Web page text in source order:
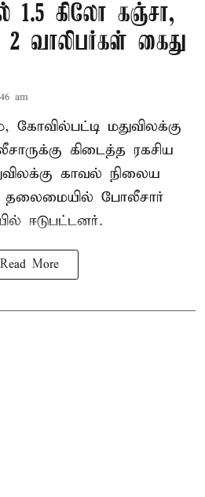
1.5 கிலோ கஞ்சா,
வாலிபர்கள் கைது
am
கோவில்பட்டி மதுவிலக்கு
கிடைத்த ரகசிய
காவல் நிலைய
போலீசார்
ஈடுபட்டனர்.
Read More